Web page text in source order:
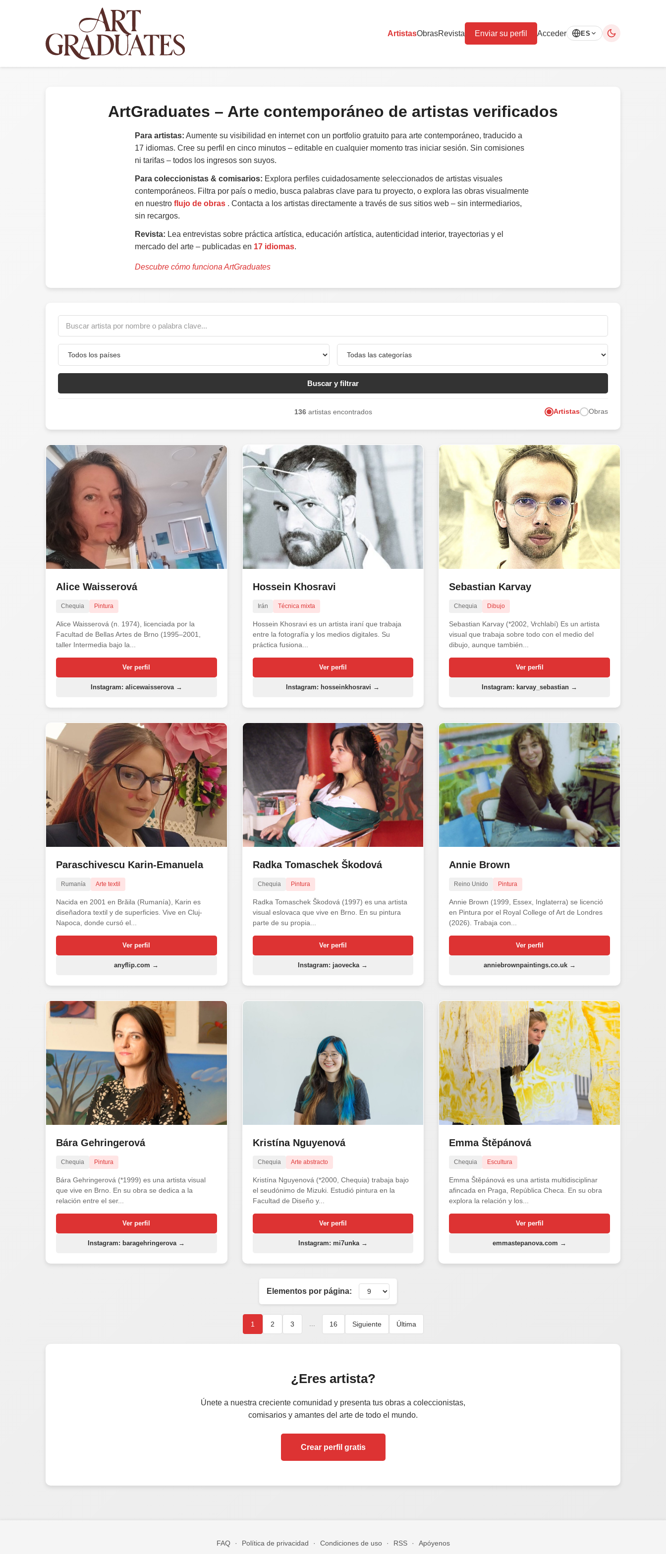
ArtistasObrasRevista Enviar su perfil Acceder ES
ArtGraduates – Arte contemporáneo de artistas verificados
Para artistas: Aumente su visibilidad en internet con un portfolio gratuito para arte contemporáneo, traducido a
17 idiomas. Cree su perfil en cinco minutos – editable en cualquier momento tras iniciar sesión. Sin comisiones
ni tarifas – todos los ingresos son suyos.
Para coleccionistas & comisarios: Explora perfiles cuidadosamente seleccionados de artistas visuales
contemporáneos. Filtra por país o medio, busca palabras clave para tu proyecto, o explora las obras visualmente
en nuestro flujo de obras . Contacta a los artistas directamente a través de sus sitios web – sin intermediarios,
sin recargos.
Revista: Lea entrevistas sobre práctica artística, educación artística, autenticidad interior, trayectorias y el
mercado del arte – publicadas en 17 idiomas.
Descubre cómo funciona ArtGraduates
Buscar y filtrar
136artistas encontrados Artistas Obras
Alice Waisserová
Chequia Pintura
Alice Waisserová (n. 1974), licenciada por la
Facultad de Bellas Artes de Brno (1995–2001,
taller Intermedia bajo la...
Ver perfil
Instagram: alicewaisserova →
Hossein Khosravi
Irán Técnica mixta
Hossein Khosravi es un artista iraní que trabaja
entre la fotografía y los medios digitales. Su
práctica fusiona...
Ver perfil
Instagram: hosseinkhosravi →
Sebastian Karvay
Chequia Dibujo
Sebastian Karvay (*2002, Vrchlabí) Es un artista
visual que trabaja sobre todo con el medio del
dibujo, aunque también...
Ver perfil
Instagram: karvay_sebastian →
Paraschivescu Karin-Emanuela
Rumanía Arte textil
Nacida en 2001 en Brăila (Rumanía), Karin es
diseñadora textil y de superficies. Vive en Cluj-
Napoca, donde cursó el...
Ver perfil
anyflip.com →
Radka Tomaschek Škodová
Chequia Pintura
Radka Tomaschek Škodová (1997) es una artista
visual eslovaca que vive en Brno. En su pintura
parte de su propia...
Ver perfil
Instagram: jaovecka →
Annie Brown
Reino Unido Pintura
Annie Brown (1999, Essex, Inglaterra) se licenció
en Pintura por el Royal College of Art de Londres
(2026). Trabaja con...
Ver perfil
anniebrownpaintings.co.uk →
Bára Gehringerová
Chequia Pintura
Bára Gehringerová (*1999) es una artista visual
que vive en Brno. En su obra se dedica a la
relación entre el ser...
Ver perfil
Instagram: baragehringerova →
Kristína Nguyenová
Chequia Arte abstracto
Kristína Nguyenová (*2000, Chequia) trabaja bajo
el seudónimo de Mizuki. Estudió pintura en la
Facultad de Diseño y...
Ver perfil
Instagram: mi7unka →
Emma Štěpánová
Chequia Escultura
Emma Štěpánová es una artista multidisciplinar
afincada en Praga, República Checa. En su obra
explora la relación y los...
Ver perfil
emmastepanova.com →
Elementos por página:
1 2 3 16 Siguiente Última
¿Eres artista?
Únete a nuestra creciente comunidad y presenta tus obras a coleccionistas,
comisarios y amantes del arte de todo el mundo.
Crear perfil gratis
FAQ · Política de privacidad · Condiciones de uso · RSS ·
Apóyenos